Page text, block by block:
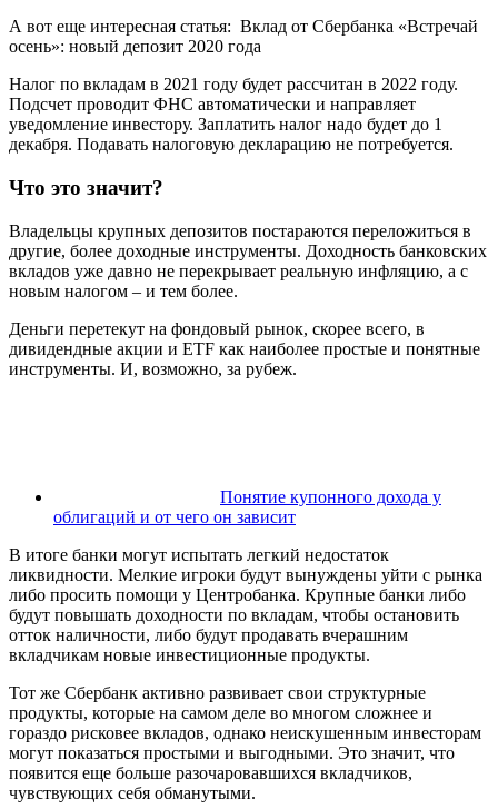
А вот еще интересная статья: Вклад от Сбербанка «Встречай
осень»: новый депозит 2020 года
Налог по вкладам в 2021 году будет рассчитан в 2022 году.
Подсчет проводит ФНС автоматически и направляет
уведомление инвестору. Заплатить налог надо будет до 1
декабря. Подавать налоговую декларацию не потребуется.
Что это значит?
Владельцы крупных депозитов постараются переложиться в
другие, более доходные инструменты. Доходность банковских
вкладов уже давно не перекрывает реальную инфляцию, а с
новым налогом – и тем более.
Деньги перетекут на фондовый рынок, скорее всего, в
дивидендные акции и ETF как наиболее простые и понятные
инструменты. И, возможно, за рубеж.
Понятие купонного дохода у
облигаций и от чего он зависит
В итоге банки могут испытать легкий недостаток
ликвидности. Мелкие игроки будут вынуждены уйти с рынка
либо просить помощи у Центробанка. Крупные банки либо
будут повышать доходности по вкладам, чтобы остановить
отток наличности, либо будут продавать вчерашним
вкладчикам новые инвестиционные продукты.
Тот же Сбербанк активно развивает свои структурные
продукты, которые на самом деле во многом сложнее и
гораздо рисковее вкладов, однако неискушенным инвесторам
могут показаться простыми и выгодными. Это значит, что
появится еще больше разочаровавшихся вкладчиков,
чувствующих себя обманутыми.